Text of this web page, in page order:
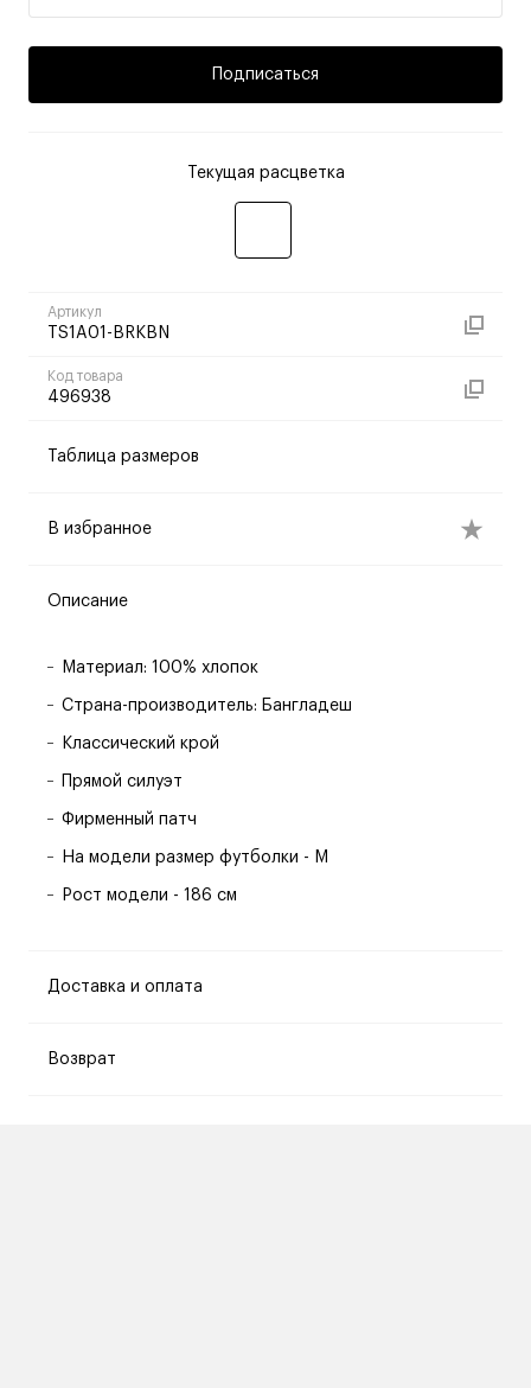
Подписаться
Текущая расцветка
Артикул
TS1A01-BRKBN
Код товара
496938
Таблица размеров
В избранное
Описание
Материал: 100% хлопок
Страна-производитель: Бангладеш
Классический крой
Прямой силуэт
Фирменный патч
На модели размер футболки - M
Рост модели - 186 см
Доставка и оплата
Возврат